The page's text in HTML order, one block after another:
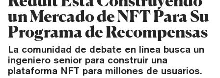
un Mercado de NFT Para Su
Programa de Recompensas
La comunidad de debate en línea busca un
ingeniero senior para construir una
plataforma NFT para millones de usuarios.